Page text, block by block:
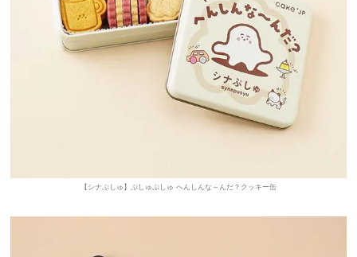
【シナぷしゅ】ぷしゅぷしゅ へんしんな～んだ？クッキー缶